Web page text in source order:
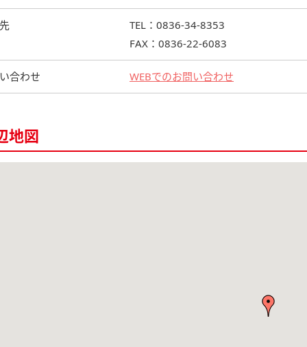
TEL：0836-34-8353
FAX：0836-22-6083
合わせ WEBでのお問い合わせ
地図